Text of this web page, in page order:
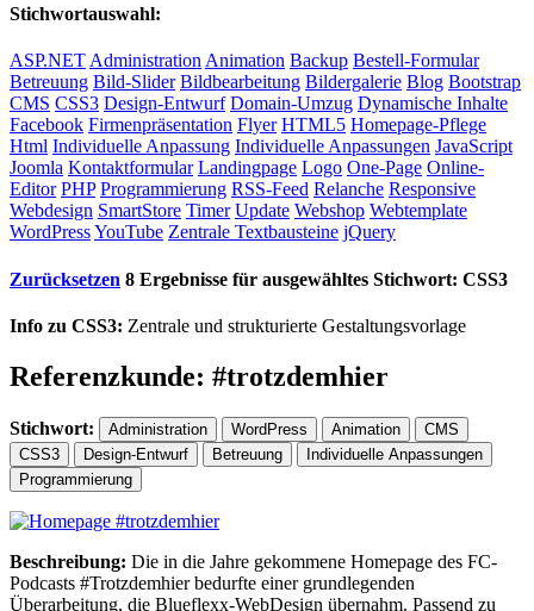
Stichwortauswahl:
ASP.NETAdministrationAnimation Backup Bestell-Formular
Betreuung Bild-Slider Bildbearbeitung Bildergalerie Blog Bootstrap
CMS CSS3 Design-Entwurf Domain-Umzug Dynamische Inhalte
Facebook Firmenpräsentation Flyer HTML5 Homepage-Pflege
Html Individuelle Anpassung Individuelle Anpassungen JavaScript
Joomla Kontaktformular Landingpage Logo One-Page Online-
Editor PHP Programmierung RSS-Feed Relanche Responsive
Webdesign SmartStore Timer Update Webshop Webtemplate
WordPressYouTube Zentrale Textbausteine jQuery
Zurücksetzen 8 Ergebnisse für ausgewähltes Stichwort: CSS3
Info zu CSS3: Zentrale und strukturierte Gestaltungsvorlage
Referenzkunde: #trotzdemhier
Stichwort: Administration WordPress Animation
CMS
CSS3
Design-Entwurf Betreuung
Individuelle Anpassungen
Programmierung
Beschreibung: Die in die Jahre gekommene Homepage des FC-
Podcasts #Trotzdemhier bedurfte einer grundlegenden
Überarbeitung, die Blueflexx-WebDesign übernahm. Passend zu